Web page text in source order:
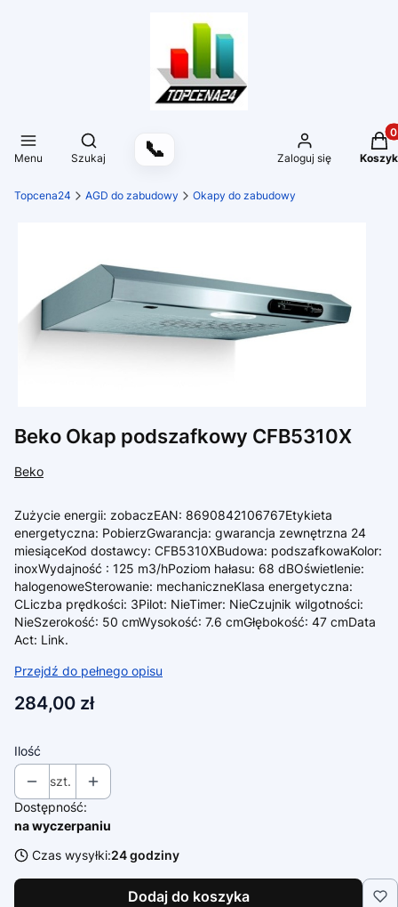
Menu
Otwórz wyszukiwarkę
Szukaj 📞 Zaloguj się Koszyk
Topcena24 AGD do zabudowy Okapy do zabudowy
Beko Okap podszafkowy CFB5310X
Beko
Zużycie energii: zobaczEAN: 8690842106767Etykieta
energetyczna: PobierzGwarancja: gwarancja zewnętrzna 24
miesiąceKod dostawcy: CFB5310XBudowa: podszafkowaKolor:
inoxWydajność : 125 m3/hPoziom hałasu: 68 dBOświetlenie:
halogenoweSterowanie: mechaniczneKlasa energetyczna:
CLiczba prędkości: 3Pilot: NieTimer: NieCzujnik wilgotności:
NieSzerokość: 50 cmWysokość: 7.6 cmGłębokość: 47 cmData
Act: Link.
Przejdź do pełnego opisu
Cena
284,00 zł
Ilość
szt.
Dostępność:
na wyczerpaniu
Czas wysyłki:24 godziny
Dodaj do koszyka